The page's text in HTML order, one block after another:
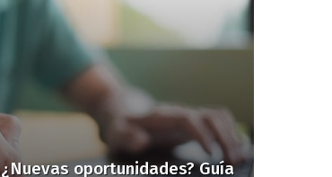
¿Nuevas oportunidades? Guía